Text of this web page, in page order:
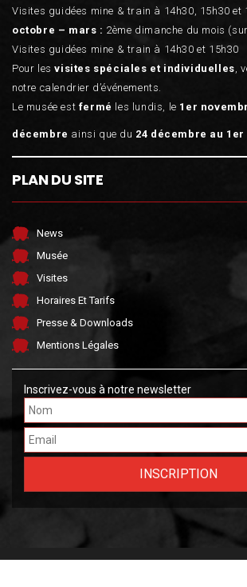
Visites guidées mine & train à 14h30, 15h30 et
octobre – mars : 2ème dimanche du mois
Visites guidées mine & train à 14h30 et 15h30
Pour lesvisites spéciales et individuelles ,
notre calendrier d’événements.
Le musée est fermé les lundis, le 1er
décembre ainsi que du 24 décembre au
PLAN DU SITE
News
Musée
Visites
Horaires Et Tarifs
Presse & Downloads
Mentions Légales
Inscrivez-vous à notre newsletter